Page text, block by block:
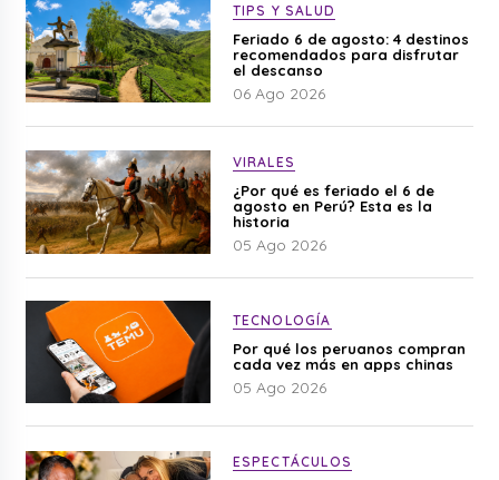
TIPS Y SALUD
Feriado 6 de agosto: 4 destinos
recomendados para disfrutar
el descanso
06 Ago 2026
VIRALES
¿Por qué es feriado el 6 de
agosto en Perú? Esta es la
historia
05 Ago 2026
TECNOLOGÍA
Por qué los peruanos compran
cada vez más en apps chinas
05 Ago 2026
ESPECTÁCULOS